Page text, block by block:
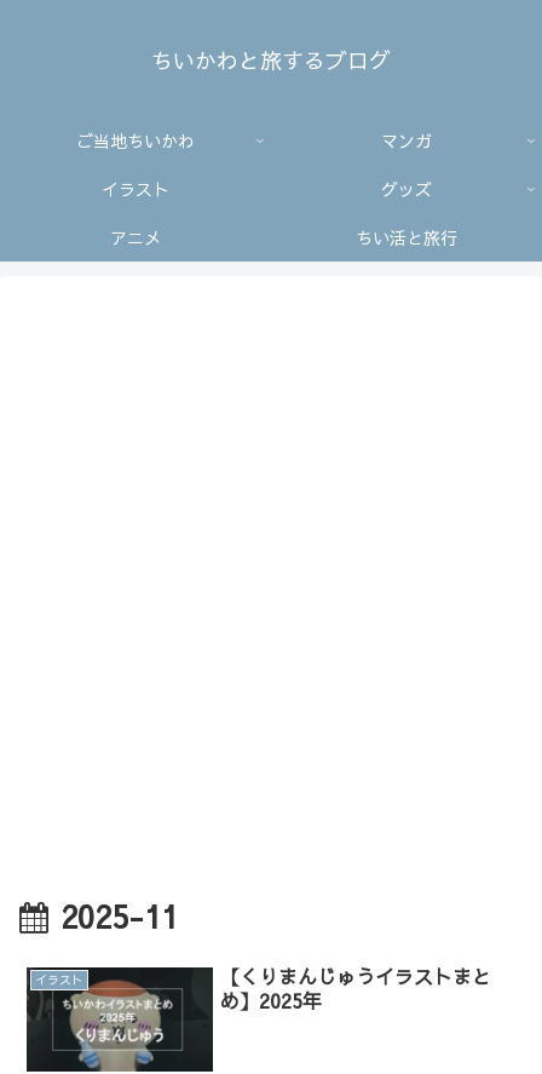
ちいかわと旅するブログ
ご当地ちいかわ
マンガ
イラスト
グッズ
アニメ
ちい活と旅行
2025-11
イラスト
【くりまんじゅうイラストまと
め】2025年